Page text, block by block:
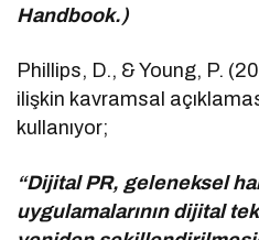
Handbook.)
Phillips, D., & Young, P.
ilişkin kavramsal
kullanıyor;
“Dijital PR, geleneksel
uygulamalarının dijital